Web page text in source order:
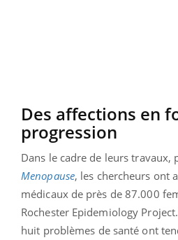
Des affections en
progression
Dans le cadre de leurs travaux,
Menopause, les chercheurs ont
médicaux de près de 87.000
Rochester Epidemiology
huit problèmes de santé ont